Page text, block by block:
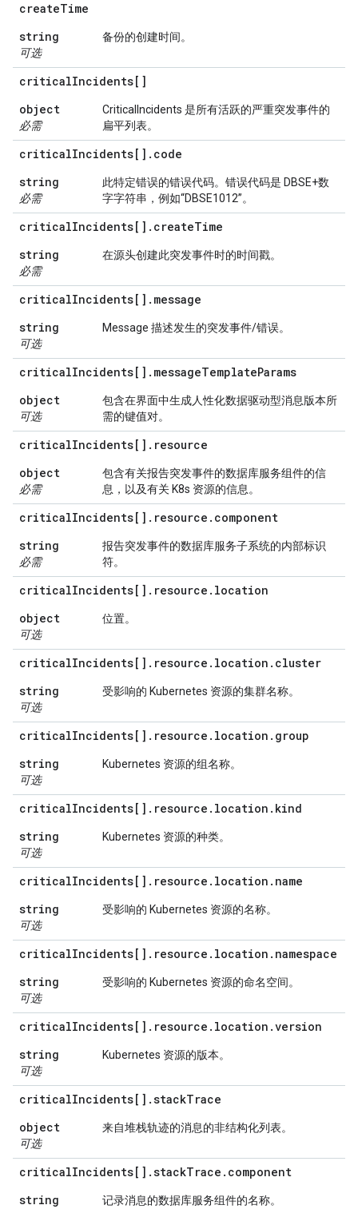
createTime
string
可选
备份的创建时间。
criticalIncidents[]
object
必需
CriticalIncidents 是所有活跃的严重突发事件的
扁平列表。
criticalIncidents[] . code
string
必需
此特定错误的错误代码。错误代码是 DBSE+数
字字符串，例如“DBSE1012”。
criticalIncidents[] . createTime
string
必需
在源头创建此突发事件时的时间戳。
criticalIncidents[] . message
string
可选
Message 描述发生的突发事件/错误。
criticalIncidents[] . messageTemplateParams
object
可选
包含在界面中生成人性化数据驱动型消息版本所
需的键值对。
criticalIncidents[] . resource
object
必需
包含有关报告突发事件的数据库服务组件的信
息，以及有关 K8s 资源的信息。
criticalIncidents[] . resource . component
string
必需
报告突发事件的数据库服务子系统的内部标识
符。
criticalIncidents[] . resource . location
object
可选
位置。
criticalIncidents[] . resource . location . cluster
string
可选
受影响的 Kubernetes 资源的集群名称。
criticalIncidents[] . resource . location . group
string
可选
Kubernetes 资源的组名称。
criticalIncidents[] . resource . location . kind
string
可选
Kubernetes 资源的种类。
criticalIncidents[] . resource . location . name
string
可选
受影响的 Kubernetes 资源的名称。
criticalIncidents[] . resource . location . namespace
string
可选
受影响的 Kubernetes 资源的命名空间。
criticalIncidents[] . resource . location .version
string
可选
Kubernetes 资源的版本。
criticalIncidents[] .stackTrace
object
可选
来自堆栈轨迹的消息的非结构化列表。
criticalIncidents[] .stackTrace . component
string
记录消息的数据库服务组件的名称。